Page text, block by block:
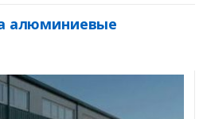
алюминиевые